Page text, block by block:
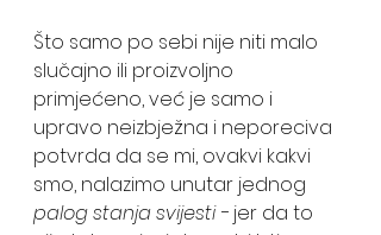
Što samo po sebi nije niti malo
slučajno ili proizvoljno
primjećeno, već je samo i
upravo neizbježna i neporeciva
potvrda da se mi, ovakvi kakvi
smo, nalazimo unutar jednog
palog stanja svijesti - jer da to